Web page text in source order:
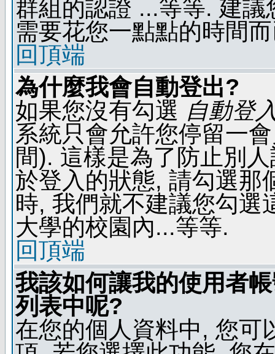
群組的認證 ...等等. 建
需要花您一點點的時間
回頂端
為什麼我會自動登出?
如果您沒有勾選 自動登
系統只會允許您停留一
間). 這樣是為了防止別
於登入的狀態, 請勾選那
時, 我們就不建議您勾選
大學的校園內...等等.
回頂端
我該如何讓我的使用者
列表中呢?
在您的個人資料中, 您可